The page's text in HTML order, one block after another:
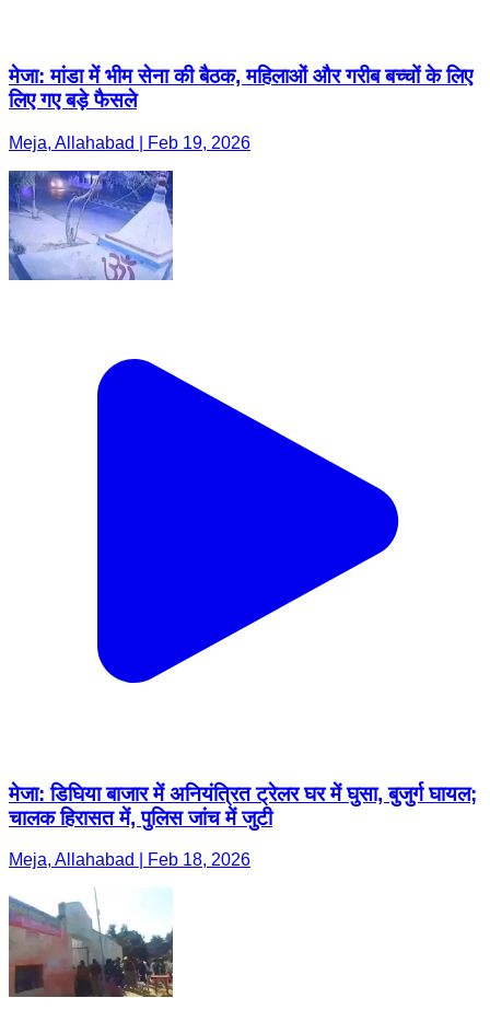
मेजा: मांडा में भीम सेना की बैठक, महिलाओं और गरीब बच्चों के लिए
लिए गए बड़े फैसले
Meja, Allahabad | Feb 19, 2026
मेजा: डिघिया बाजार में अनियंत्रित ट्रेलर घर में घुसा, बुजुर्ग घायल;
चालक हिरासत में, पुलिस जांच में जुटी
Meja, Allahabad | Feb 18, 2026